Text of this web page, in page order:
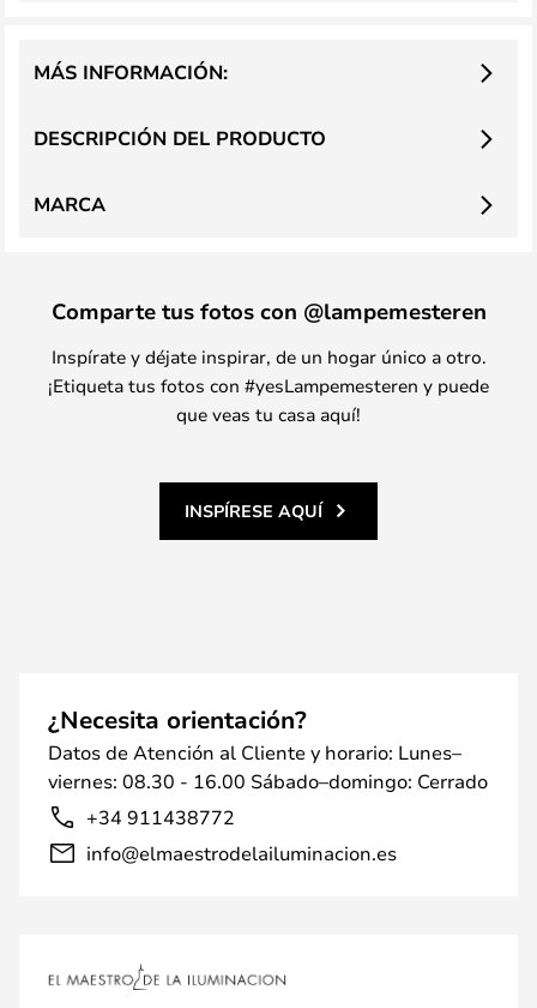
DESCRIPCIÓN DEL PRODUCTO
MÁS INFORMACIÓN:
MARCA
Comparte tus fotos con @lampemesteren
Inspírate y déjate inspirar, de un hogar único a otro.
¡Etiqueta tus fotos con #yesLampemesteren y puede
que veas tu casa aquí!
INSPÍRESE AQUÍ
¿Necesita orientación?
Datos de Atención al Cliente y horario: Lunes–
viernes: 08.30 - 16.00 Sábado–domingo: Cerrado
+34 911438772
info@elmaestrodelailuminacion.es